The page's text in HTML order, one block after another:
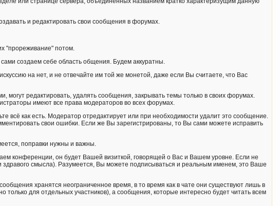
и редактировать свои сообщения в форумах.
"прореживание" потом.
создаем себе область общения. Будем аккуратны.
на нет, и не отвечайте им той же монетой, даже если Вы считаете, что Вас
редактировать, удалять сообщения, закрывать темы только в своих форумах.
имеют все права модераторов во всех форумах.
всё как есть. Модератор отредактирует или при необходимости удалит это сообщение.
свои ошибки. Если же Вы зарегистрированы, то Вы сами можете исправить
поправки нужны и важны.
конференции, он будет Вашей визиткой, говорящей о Вас и Вашем уровне. Если не
здравого смысла). Pазумеется, Вы можете подписываться и реальным именем, это Ваше
хранятся неограниченное время, в то время как в чате они существуют лишь в
для отдельных участников), а сообщения, которые интересно будет читать всем